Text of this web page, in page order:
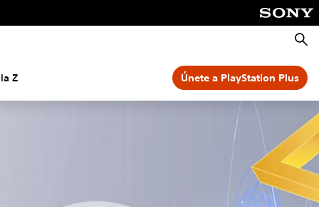
Z Únete a PlayStation Plus